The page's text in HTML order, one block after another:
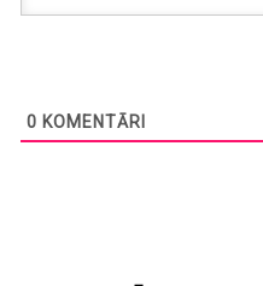
0 KOMENTĀRI